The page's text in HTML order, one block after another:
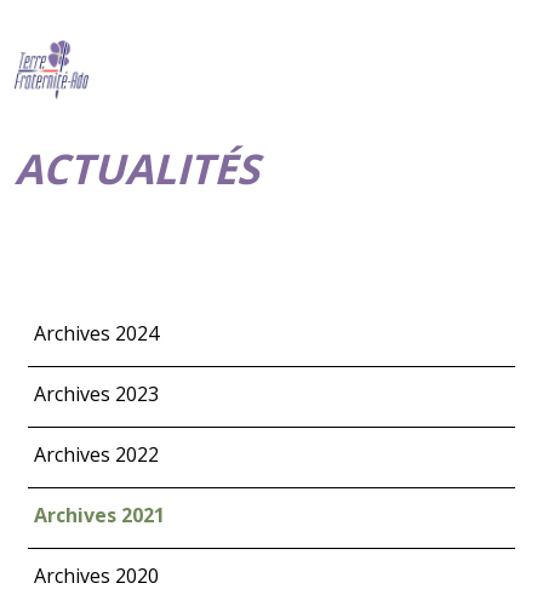
ACTUALITÉS
Archives 2024
Archives 2023
Archives 2022
Archives 2021
Archives 2020